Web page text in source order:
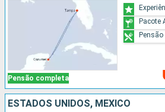
Pensão completa
Pacote
ESTADOS UNIDOS, MÉXICO